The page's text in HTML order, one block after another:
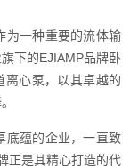
为一种重要的流体输
下的EJIAMP品牌卧
离心泵，以其卓越的
底蕴的企业，一直致
正是其精心打造的代